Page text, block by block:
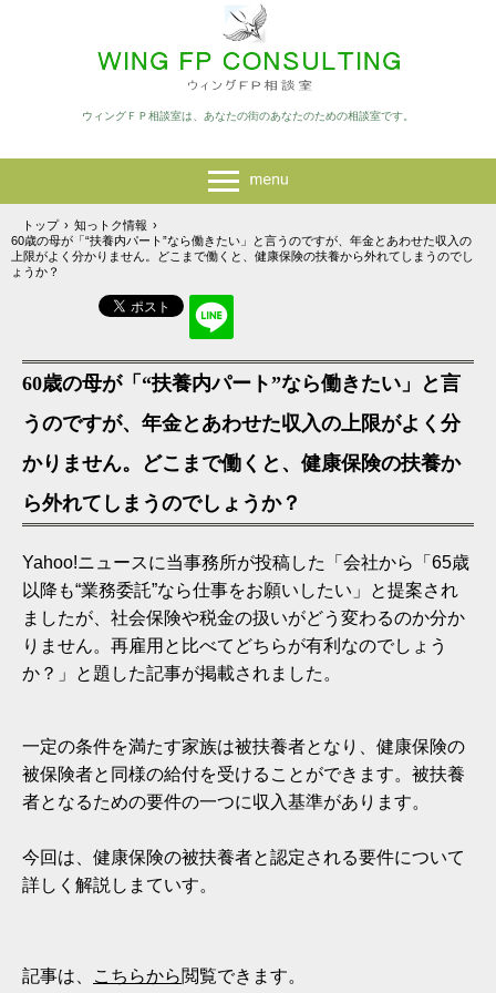
ウィングＦＰ相談室は、あなたの街のあなたのための相談室です。
トップ › 知っトク情報 ›
60歳の母が「“扶養内パート”なら働きたい」と言うのですが、年金とあわせた収入の
上限がよく分かりません。どこまで働くと、健康保険の扶養から外れてしまうのでし
ょうか？
60歳の母が「“扶養内パート”なら働きたい」と言
うのですが、年金とあわせた収入の上限がよく分
かりません。どこまで働くと、健康保険の扶養か
ら外れてしまうのでしょうか？
Yahoo!ニュースに当事務所が投稿した「会社から「65歳
以降も“業務委託”なら仕事をお願いしたい」と提案され
ましたが、社会保険や税金の扱いがどう変わるのか分か
りません。再雇用と比べてどちらが有利なのでしょう
か？」と題した記事が掲載されました。
一定の条件を満たす家族は被扶養者となり、健康保険の
被保険者と同様の給付を受けることができます。被扶養
者となるための要件の一つに収入基準があります。
今回は、健康保険の被扶養者と認定される要件について
詳しく解説しまていす。
記事は、 こちらから閲覧できます。